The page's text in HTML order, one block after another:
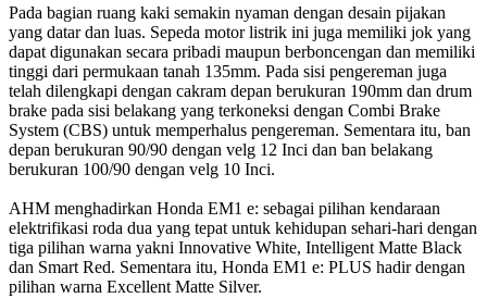
Pada bagian ruang kaki semakin nyaman dengan desain pijakan
yang datar dan luas. Sepeda motor listrik ini juga memiliki jok yang
dapat digunakan secara pribadi maupun berboncengan dan memiliki
tinggi dari permukaan tanah 135mm. Pada sisi pengereman juga
telah dilengkapi dengan cakram depan berukuran 190mm dan drum
brake pada sisi belakang yang terkoneksi dengan Combi Brake
System (CBS) untuk memperhalus pengereman. Sementara itu, ban
depan berukuran 90/90 dengan velg 12 Inci dan ban belakang
berukuran 100/90 dengan velg 10 Inci.
AHM menghadirkan Honda EM1 e: sebagai pilihan kendaraan
elektrifikasi roda dua yang tepat untuk kehidupan sehari-hari dengan
tiga pilihan warna yakni Innovative White, Intelligent Matte Black
dan Smart Red. Sementara itu, Honda EM1 e: PLUS hadir dengan
pilihan warna Excellent Matte Silver.